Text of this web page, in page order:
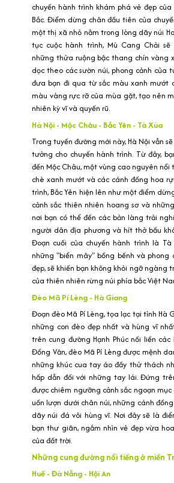
chuyến hành trình khám phá vẻ đẹp
Bắc. Điểm dừng chân đầu tiên của
một thị xã nhỏ nằm trong lòng dãy núi
tục cuộc hành trình, Mù Cang Chải
những thửa ruộng bậc thang chín vàng
dọc theo các sườn núi, phong cảnh của
đưa bạn đi qua từ sắc màu xanh mướt
màu vàng rực rỡ của mùa gặt, tạo nên
nhiên kỳ vĩ và quyến rũ.
Hà Nội - Mộc Châu - Bắc Yên - Tà Xùa
Trong tuyến đường mới này, Hà Nội vẫn
tưởng cho chuyến hành trình. Từ đây,
đến Mộc Châu, một vùng cao nguyên nổi
chè xanh mướt và các cánh đồng hoa
trình, Bắc Yên hiện lên như một điểm
cảnh sắc thiên nhiên hoang sơ và
nơi bạn có thể đến các bản làng trải
người dân địa phương và hít thở bầu
Đoạn cuối của chuyến hành trình là
những "biển mây" bồng bềnh và phong
đẹp, sẽ khiến bạn không khỏi ngỡ ngàng
của thiên nhiên rừng núi phía bắc Việt
Đèo Mã Pí Lèng - Hà Giang
Đoạn đèo Mã Pí Lèng, tọa lạc tại tỉnh Hà
những con đèo đẹp nhất và hùng vĩ
trên cung đường Hạnh Phúc nối liền các
Đồng Văn, đèo Mã Pí Lèng được mệnh
những khúc cua tay áo đầy thử thách
hấp dẫn đối với những tay lái. Đứng
được chiêm ngưỡng cảnh sắc ngoạn
uốn lượn dưới chân núi, những cánh
dãy núi đá vôi hùng vĩ. Nơi đây sẽ là
bạn thư giãn, ngắm nhìn vẻ đẹp vừa
của đất trời.
Những cung đường nổi tiếng ở miền
Huế - Đà Nẵng - Hội An